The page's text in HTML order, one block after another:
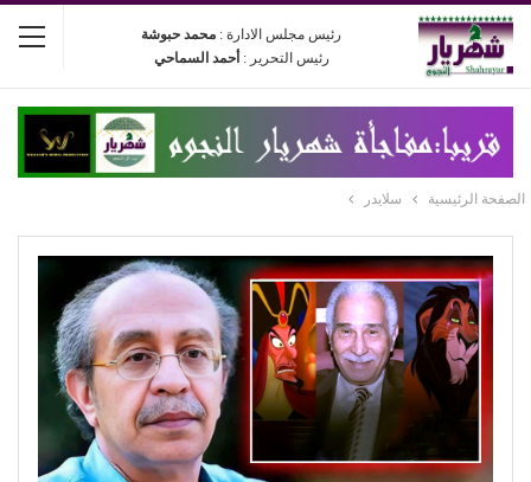
رئيس مجلس الادارة : محمد حبوشة
رئيس التحرير : أحمد السماحي
الصفحة الرئيسية سلايدر